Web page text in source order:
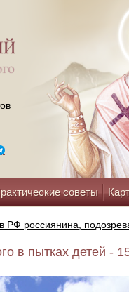
советы
РФ россиянина,
в пытках детей -